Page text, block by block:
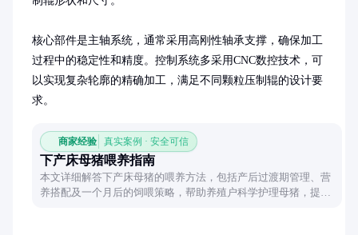
核心部件是主轴系统，通常采用高刚性轴承支撑，确保加工
过程中的稳定性和精度。控制系统多采用CNC数控技术，可
以实现复杂轮廓的精确加工，满足不同颗粒压制辊的设计要
求。
商家经验 真实案例 · 安全可信
下产床母猪喂养指南
本文详细解答下产床母猪的喂养方法，包括产后过渡期管理、营
养搭配及一个月后的饲喂策略，帮助养殖户科学护理母猪，提升